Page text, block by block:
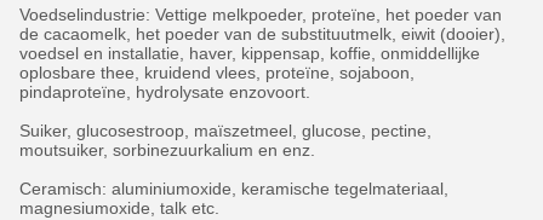
Voedselindustrie: Vettige melkpoeder, proteïne, het poeder van
de cacaomelk, het poeder van de substituutmelk, eiwit (dooier),
voedsel en installatie, haver, kippensap, koffie, onmiddellijke
oplosbare thee, kruidend vlees, proteïne, sojaboon,
pindaproteïne, hydrolysate enzovoort.
Suiker, glucosestroop, maïszetmeel, glucose, pectine,
moutsuiker, sorbinezuurkalium en enz.
Ceramisch: aluminiumoxide, keramische tegelmateriaal,
magnesiumoxide, talk etc.